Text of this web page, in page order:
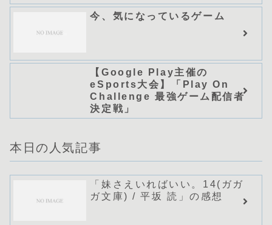
今、気になっているゲーム
【Google Play主催の
eSports大会】「Play On
Challenge 最強ゲーム配信者
決定戦」
本日の人気記事
「妹さえいればいい。14(ガガ
ガ文庫) / 平坂 読」の感想